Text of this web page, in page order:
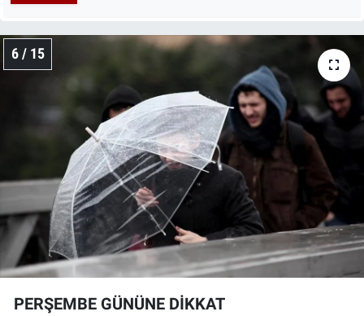
6 / 15
PERŞEMBE GÜNÜNE DİKKAT